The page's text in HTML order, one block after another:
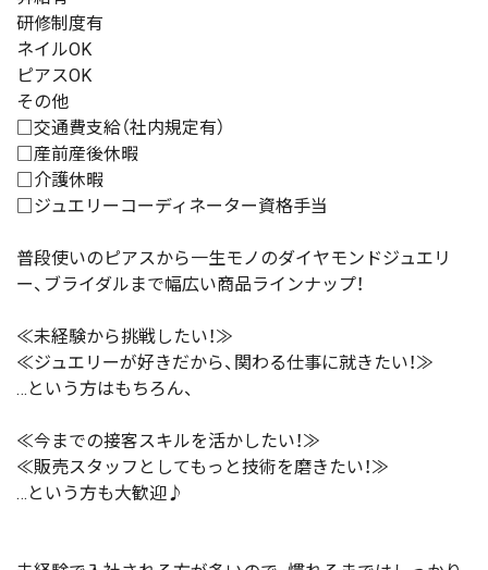
研修制度有
ネイルOK
ピアスOK
その他
□交通費支給（社内規定有）
□産前産後休暇
□介護休暇
□ジュエリーコーディネーター資格手当
普段使いのピアスから一生モノのダイヤモンドジュエリ
ー、ブライダルまで幅広い商品ラインナップ！
≪未経験から挑戦したい！≫
≪ジュエリーが好きだから、関わる仕事に就きたい！≫
…という方はもちろん、
≪今までの接客スキルを活かしたい！≫
≪販売スタッフとしてもっと技術を磨きたい！≫
…という方も大歓迎♪